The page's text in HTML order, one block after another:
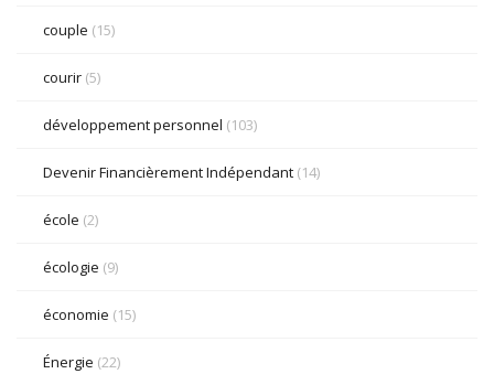
couple (15)
courir (5)
développement personnel (103)
Devenir Financièrement Indépendant (14)
école (2)
écologie (9)
économie (15)
Énergie (22)